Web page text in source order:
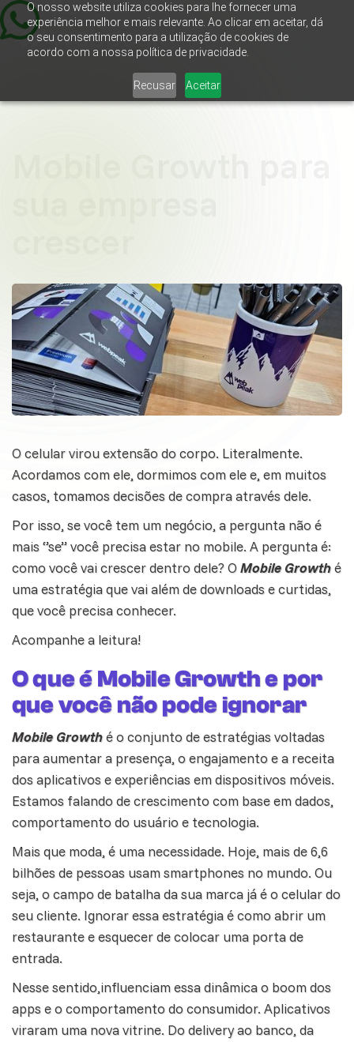
O nosso website utiliza cookies para lhe fornecer uma
experiência melhor e mais relevante. Ao clicar em aceitar, dá
o seu consentimento para a utilização de cookies de
acordo com a nossa política de privacidade.
Recusar Aceitar
O celular virou extensão do corpo. Literalmente.
Acordamos com ele, dormimos com ele e, em muitos
casos, tomamos decisões de compra através dele.
Por isso, se você tem um negócio, a pergunta não é
mais ‘’se’’ você precisa estar no mobile. A pergunta é:
como você vai crescer dentro dele? OMobile Growthé
uma estratégia que vai além de downloads e curtidas,
que você precisa conhecer.
Acompanhe a leitura!
O que é Mobile Growth e por
que você não pode ignorar
Mobile Growthé o conjunto de estratégias voltadas
para aumentar a presença, o engajamento e a receita
dos aplicativos e experiências em dispositivos móveis.
Estamos falando de crescimento com base emdados,
comportamento do usuário e tecnologia.
Mais que moda, é uma necessidade. Hoje, mais de 6,6
bilhões de pessoas usam smartphones no mundo. Ou
seja, o campo de batalha da sua marca já é o celular do
seu cliente. Ignorar essa estratégia é como abrir um
restaurante e esquecer de colocar uma porta de
entrada.
Nesse sentido,influenciam essa dinâmica o boom dos
apps e o comportamento do consumidor. Aplicativos
viraram uma nova vitrine. Do delivery ao banco, da